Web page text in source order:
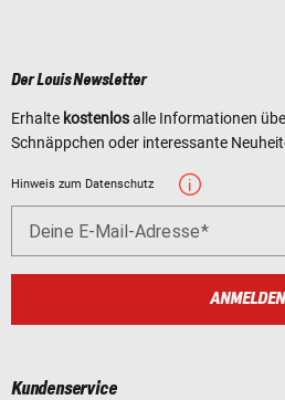
Der Louis Newsletter
Erhalte kostenlosalle Informationen
Schnäppchen oder interessante
Hinweis zum Datenschutz
Deine E-Mail-Adresse
ANMELDEN
Kundenservice